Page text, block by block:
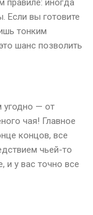
Если вы готовите
тонким
шанс позволить
угодно — от
чая! Главное
концов, все
чьей-то
и у вас точно все